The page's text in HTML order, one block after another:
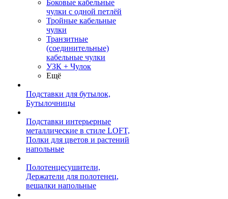
Боковые кабельные
чулки с одной петлёй
Тройные кабельные
чулки
Транзитные
(соединительные)
кабельные чулки
УЗК + Чулок
Ещё
Подставки для бутылок,
Бутылочницы
Подставки интерьерные
металлические в стиле LOFT,
Полки для цветов и растений
напольные
Полотенцесушители,
Держатели для полотенец,
вешалки напольные